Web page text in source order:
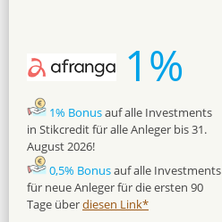
1%
1% Bonusauf alle Investments
in Stikcredit für alle Anleger bis 31.
August 2026!
0,5% Bonusauf alle Investments
für neue Anleger für die ersten 90
Tage überdiesen Link*